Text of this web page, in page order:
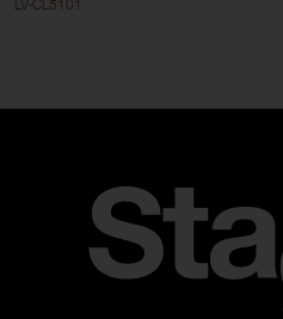
LV-CL5101